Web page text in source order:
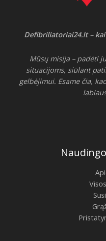
Defibriliatoriai24.lt –
Mūsų misija – padėti
situacijoms, siūlant
gelbėjimui. Esame čia,